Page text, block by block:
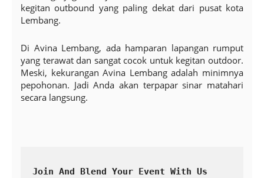
kegitan outbound yang paling dekat dari pusat kota
Lembang.
Di Avina Lembang, ada hamparan lapangan rumput
yang terawat dan sangat cocok untuk kegitan outdoor.
Meski, kekurangan Avina Lembang adalah minimnya
pepohonan. Jadi Anda akan terpapar sinar matahari
secara langsung.
Join And Blend Your Event With Us